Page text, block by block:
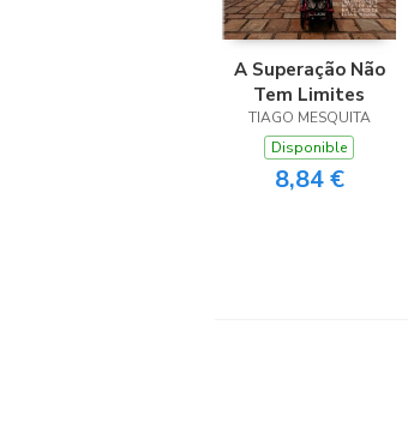
A Superação Não
Tem Limites
TIAGO MESQUITA
Disponible
8,84 €